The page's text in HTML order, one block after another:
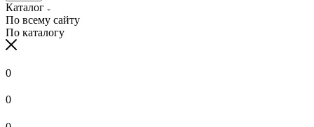
Каталог
По всему сайту
По каталогу
0
0